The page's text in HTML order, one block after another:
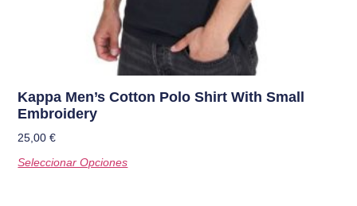
Kappa Men’s Cotton Polo Shirt With Small
Embroidery
25,00€
Seleccionar Opciones